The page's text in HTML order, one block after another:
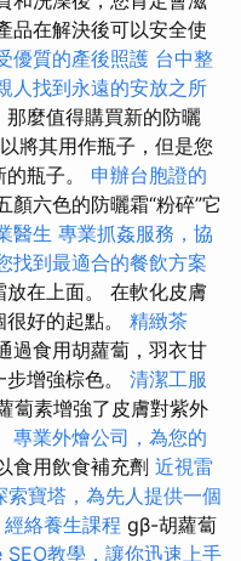
品在解決後可以安全使
優質的產後照護 台中整
人找到永遠的安放之所
麼值得購買新的防曬
將其用作瓶子，但是您
瓶子。 申辦台胞證的
顏六色的防曬霜“粉碎”它
醫生 專業抓姦服務，協
找到最適合的餐飲方案
在上面。 在軟化皮膚
好的起點。 精緻茶
過食用胡蘿蔔，羽衣甘
增強棕色。 清潔工服
蔔素增強了皮膚對紫外
專業外燴公司，為您的
食用飲食補充劑 近視雷
索寶塔，為先人提供一個
經絡養生課程 gβ-胡蘿蔔
教學，讓你迅速上手